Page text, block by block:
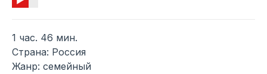
1 час. 46 мин.
Страна: Россия
Жанр: семейный